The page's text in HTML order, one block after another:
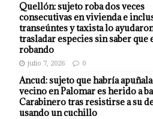
Quellón: sujeto roba dos veces
consecutivas en vivienda e
transeúntes y taxista lo
trasladar especies sin saber que
robando
julio 7, 2026 0
Ancud: sujeto que habría
vecino en Palomar es herido a
Carabinero tras resistirse a su
usando un cuchillo